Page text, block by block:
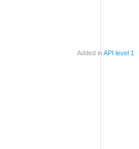
Added inAPI level 1